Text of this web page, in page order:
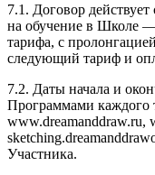
7.1. Договор
на обучение в Школе —
тарифа, с
следующий тариф и
7.2. Даты начала и
Программами каждого
www.dreamanddraw.ru,
Участника.